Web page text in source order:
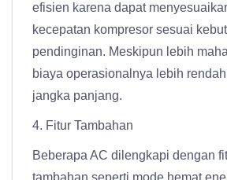
efisien karena dapat
kecepatan kompresor sesuai
pendinginan. Meskipun lebih
biaya operasionalnya lebih
jangka panjang.
4. Fitur Tambahan
Beberapa AC dilengkapi dengan